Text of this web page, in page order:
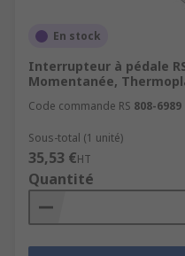
En stock
Interrupteur à pédale
Momentanée,
Code commande RS 808-6989
Sous-total (1 unité)
35,53 €HT
Quantité